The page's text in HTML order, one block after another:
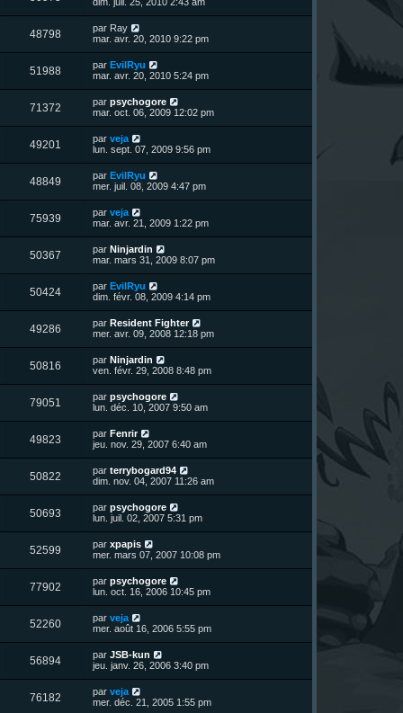
g
e
e
s
s
a
g
e
s
e
r
m
e
s
s
a
g
e
u
s
i
e
r
m
e
s
s
a
g
e
48798V
u
s
D
e
i
e
r
m
e
s
s
a
g
e
par Ray
mar. avr. 20, 2010 9:22 pm
51988V
u
D
e
i
e
r
m
e
s
s
a
g
e
par EvilRyu
mar. avr. 20, 2010 5:24 pm
71372V
u
s
D
e
i
e
r
m
e
s
s
a
g
e
par psychogore
mar. oct. 06, 2009 12:02 pm
49201
u
s
D
e
i
e
r
m
e
s
s
a
g
e
par veja
lun. sept. 07, 2009 9:56 pm
48849V
u
s
D
e
i
e
r
m
e
s
s
a
g
e
par EvilRyu
mer. juil. 08, 2009 4:47 pm
75939V
u
s
D
e
i
e
r
m
e
s
s
a
g
e
par veja
mar. avr. 21, 2009 1:22 pm
50367V
u
s
D
e
i
e
r
m
e
s
s
a
g
e
par Ninjardin
mar. mars 31, 2009 8:07 pm
50424V
u
s
D
e
i
e
r
m
e
s
s
a
g
e
par EvilRyu
dim. févr. 08, 2009 4:14 pm
49286V
u
D
e
i
e
r
m
e
s
s
a
g
e
par Resident Fighter
mer. avr. 09, 2008 12:18 pm
50816V
u
s
D
e
i
e
r
m
e
s
s
a
g
e
par Ninjardin
ven. févr. 29, 2008 8:48 pm
79051
u
s
D
e
i
e
r
m
e
s
s
a
g
e
par psychogore
lun. déc. 10, 2007 9:50 am
49823V
u
s
D
e
i
e
r
m
e
s
s
a
g
e
par Fenrir
jeu. nov. 29, 2007 6:40 am
50822V
u
s
D
e
i
e
r
m
e
s
s
a
g
e
par terrybogard94
dim. nov. 04, 2007 11:26 am
50693V
u
s
D
e
i
e
r
m
e
s
s
a
g
e
par psychogore
lun. juil. 02, 2007 5:31 pm
52599V
u
s
D
e
i
e
r
m
e
s
s
a
g
e
par xpapis
mer. mars 07, 2007 10:08 pm
77902V
u
s
D
e
i
e
r
m
e
s
s
a
g
par psychogore
lun. oct. 16, 2006 10:45 pm
52260V
u
s
D
e
i
e
r
m
e
par veja
mer. août 16, 2006 5:55 pm
56894V
u
D
e
i
e
par JSB-kun
jeu. janv. 26, 2006 3:40 pm
76182V
D
e
par veja
mer. déc. 21, 2005 1:55 pm